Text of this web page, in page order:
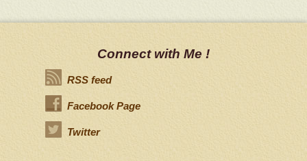
Connect with Me !
RSS feed
Facebook Page
Twitter